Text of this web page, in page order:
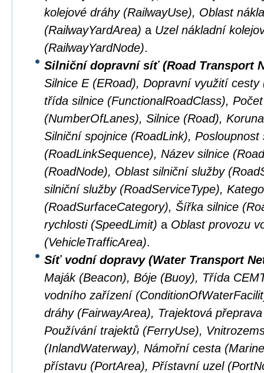
kolejové dráhy (RailwayUse), Oblast
(RailwayYardArea) a Uzel nákladní
(RailwayYardNode).
Silniční dopravní síť (Road Transport
Silnice E (ERoad), Dopravní využití
třída silnice (FunctionalRoadClass),
(NumberOfLanes), Silnice (Road),
Silniční spojnice (RoadLink), Posloupnost
(RoadLinkSequence), Název silnice
(RoadNode), Oblast silniční služby
silniční služby (RoadServiceType),
(RoadSurfaceCategory), Šířka silnice
rychlosti (SpeedLimit) a Oblast provozu
(VehicleTrafficArea).
Síť vodní dopravy (Water Transport
Maják (Beacon), Bóje (Buoy), Třída
vodního zařízení
dráhy (FairwayArea), Trajektová
Používání trajektů (FerryUse),
(InlandWaterway), Námořní cesta
přístavu (PortArea), Přístavní uzel